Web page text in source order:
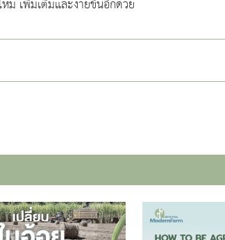
ม่ เพิ่มเติมและง่ายขึ้นอีกด้วย